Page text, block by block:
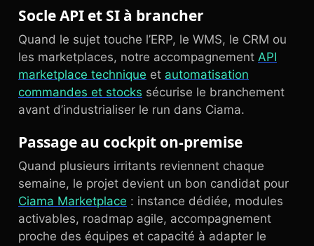
Socle API et SI à brancher
Quand le sujet touche l’ERP, le WMS, le CRM ou
les marketplaces, notre accompagnement API
marketplace technique et automatisation
commandes et stocks sécurise le branchement
avant d’industrialiser le run dans Ciama.
Passage au cockpit on-premise
Quand plusieurs irritants reviennent chaque
semaine, le projet devient un bon candidat pour
Ciama Marketplace : instance dédiée, modules
activables, roadmap agile, accompagnement
proche des équipes et capacité à adapter le